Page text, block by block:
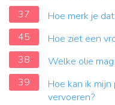
37
Hoe merk je
45
Hoe ziet een
38
Welke olie
39
Hoe kan ik
vervoeren?